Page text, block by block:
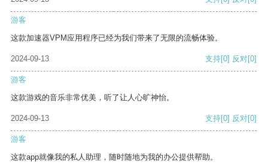
游客
这款加速器VPM应用程序已经为我们带来了无限的流畅体验。
2024-09-13 支持[0] 反对[0]
游客
这款游戏的音乐非常优美，听了让人心旷神怡。
2024-09-13 支持[0] 反对[0]
游客
这款app就像我的私人助理，随时随地为我的办公提供帮助。